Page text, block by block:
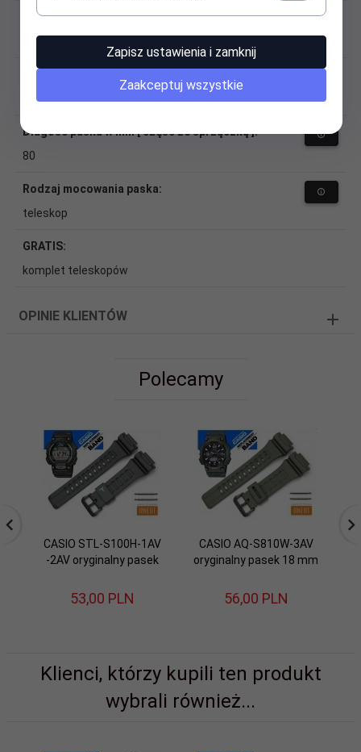
Szerokość przy sprzączce:
Długość paska w mm [ część z dziurkami ]:
130
Długość paska w mm [ część ze sprzączką ]:
80
Rodzaj mocowania paska:
teleskop
GRATIS:
komplet teleskopów
OPINIE KLIENTÓW
Polecamy
CASIO STL-S100H-1AV
-2AV oryginalny pasek
53,00 PLN
CASIO AQ-S810W-3AV
oryginalny pasek 18 mm
56,00 PLN
Klienci, którzy kupili ten produkt
wybrali również...
Zapisz ustawienia i zamknij
Zaakceptuj wszystkie